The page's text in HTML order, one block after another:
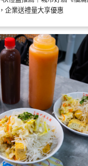
企業送禮量大享優惠